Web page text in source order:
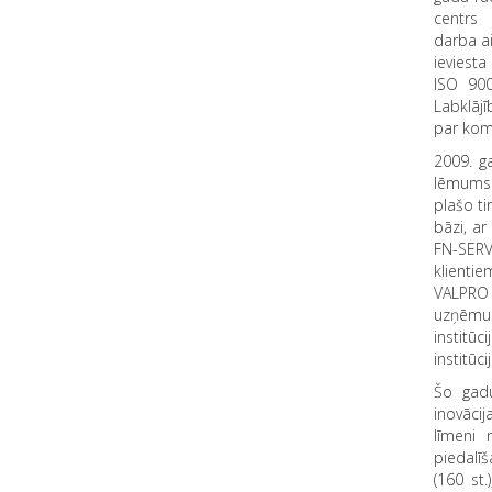
centrs
darba
ISO
par
2009.
plašo
bāzi,
FN-
Šo
līmeni
(160